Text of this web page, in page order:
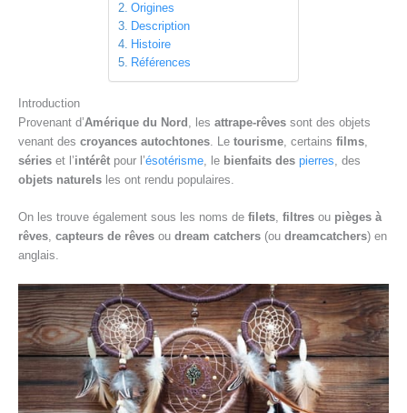
Origines
Description
Histoire
Références
Introduction
Provenant d’Amérique du Nord , les attrape-rêves sont des objets
venant des croyances autochtones . Le tourisme , certains films
séries et l’intérêt pour l’ésotérisme , le bienfaits des pierres , des
objets naturels les ont rendu populaires.
On les trouve également sous les noms de filets, filtres ou pièges à
rêves, capteurs de rêves ou dream catchers (ou dreamcatchers) en
anglais.